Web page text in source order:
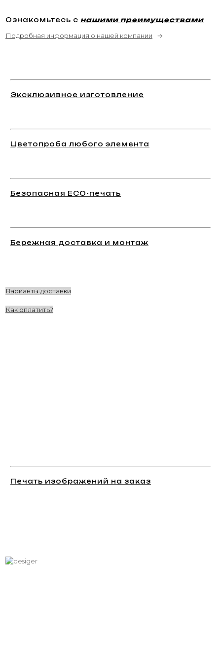
Ознакомьтесь с нашими преимуществами
Подробная информация о нашей компании →
Эксклюзивное изготовление
Цветопроба любого элемента
Безопасная ECO-печать
Бережная доставка и монтаж
Варианты доставки
Как оплатить?
Печать изображений на заказ